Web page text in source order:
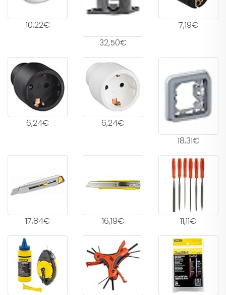
10,22€
32,50€
7,19€
6,24€
6,24€
18,31€
17,84€ 16,19€ 11,11€